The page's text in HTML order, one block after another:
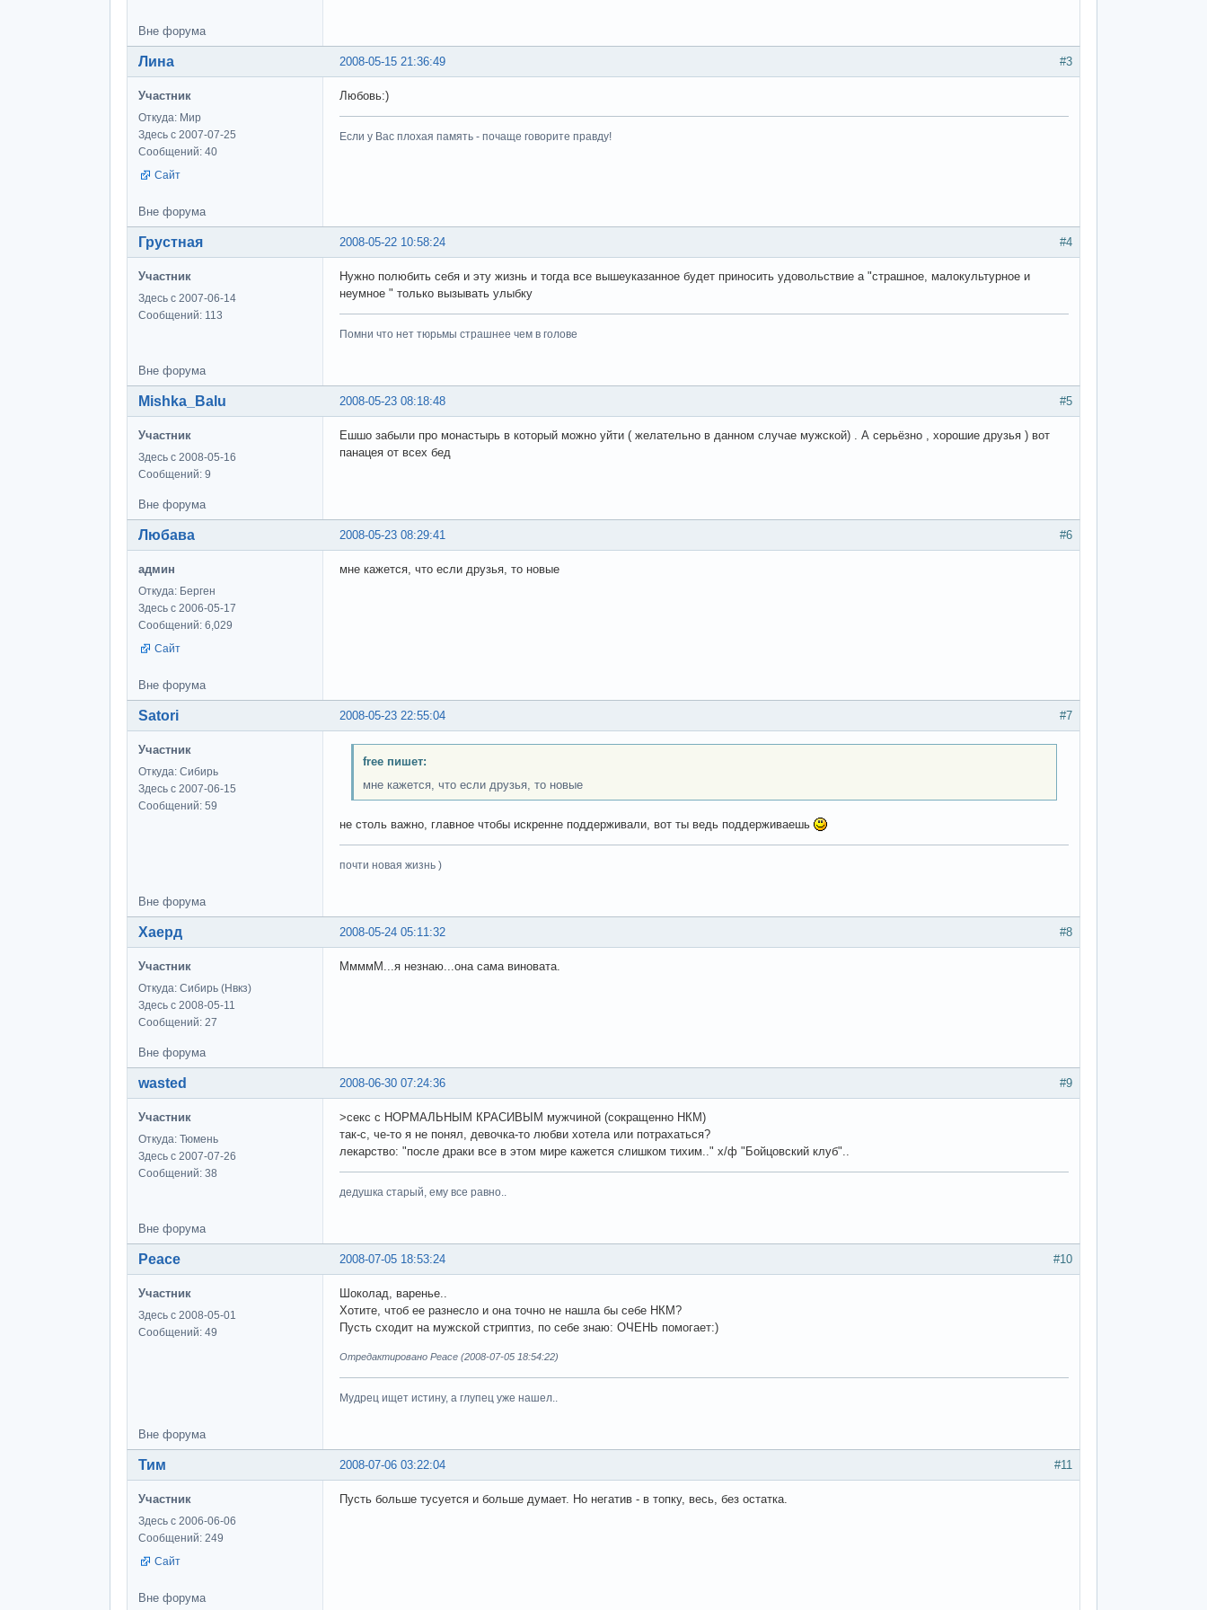
Вне форума
#3
2008-05-15 21:36:49
Лина
Участник
Откуда: Мир
Здесь с 2007-07-25
Сообщений: 40
Сайт
Любовь:)
Если у Вас плохая память - почаще говорите правду!
Вне форума
#4
2008-05-22 10:58:24
Грустная
Участник
Здесь с 2007-06-14
Сообщений: 113
Нужно полюбить себя и эту жизнь и тогда все вышеуказанное будет приносить удовольствие а "страшное, малокультурное и
неумное " только вызывать улыбку
Помни что нет тюрьмы страшнее чем в голове
Вне форума
#5
2008-05-23 08:18:48
Mishka_Balu
Участник
Здесь с 2008-05-16
Сообщений: 9
Ешшо забыли про монастырь в который можно уйти ( желательно в данном случае мужской) . А серьёзно , хорошие друзья ) вот
панацея от всех бед
Вне форума
#6
2008-05-23 08:29:41
Любава
админ
Откуда: Берген
Здесь с 2006-05-17
Сообщений: 6,029
Сайт
мне кажется, что если друзья, то новые
Вне форума
#7
2008-05-23 22:55:04
Satori
Участник
Откуда: Сибирь
Здесь с 2007-06-15
Сообщений: 59
free пишет:
мне кажется, что если друзья, то новые
не столь важно, главное чтобы искренне поддерживали, вот ты ведь поддерживаешь
почти новая жизнь )
Вне форума
#8
2008-05-24 05:11:32
Хаерд
Участник
Откуда: Сибирь (Нвкз)
Здесь с 2008-05-11
Сообщений: 27
МмммМ...я незнаю...она сама виновата.
Вне форума
#9
2008-06-30 07:24:36
wasted
Участник
Откуда: Тюмень
Здесь с 2007-07-26
Сообщений: 38
>секс с НОРМАЛЬНЫМ КРАСИВЫМ мужчиной (сокращенно НКМ)
так-с, че-то я не понял, девочка-то любви хотела или потрахаться?
лекарство: "после драки все в этом мире кажется слишком тихим.." х/ф "Бойцовский клуб"..
дедушка старый, ему все равно..
Вне форума
#10
2008-07-05 18:53:24
Peace
Участник
Здесь с 2008-05-01
Сообщений: 49
Шоколад, варенье..
Хотите, чтоб ее разнесло и она точно не нашла бы себе НКМ?
Пусть сходит на мужской стриптиз, по себе знаю: ОЧЕНЬ помогает:)
Отредактировано Peace (2008-07-05 18:54:22)
Мудрец ищет истину, а глупец уже нашел..
Вне форума
#11
2008-07-06 03:22:04
Тим
Участник
Здесь с 2006-06-06
Сообщений: 249
Сайт
Пусть больше тусуется и больше думает. Но негатив - в топку, весь, без остатка.
Вне форума